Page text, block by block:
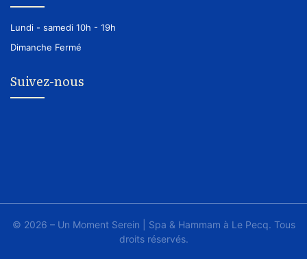
Lundi - samedi 10h - 19h
Dimanche Fermé
Suivez-nous
© 2026 – Un Moment Serein | Spa & Hammam à Le Pecq. Tous
droits réservés.